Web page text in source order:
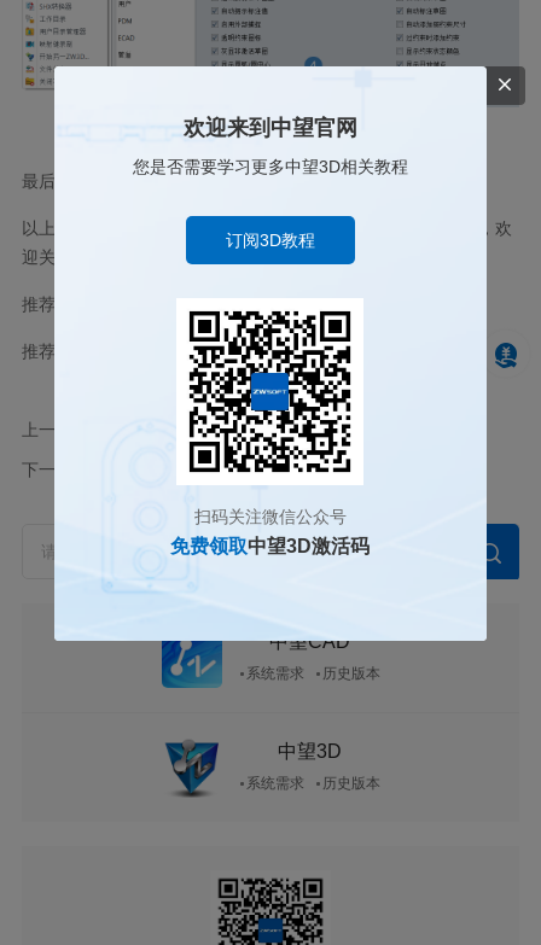
最后，点击【确认】保存设置即可完成。
以上就是本篇的全部内容了，你学会了吗？如果仍有疑问之处，欢
迎关注
官网以获得更多帮助和支持！
推荐阅读： 国产三维设计软件
推荐阅读： CAD图像移动技巧
上一篇 三维CAD如何查询拔模角度
下一篇
中望CAD
系统需求 历史版本
中望3D
系统需求 历史版本
欢迎来到中望官网
您是否需要学习更多中望3D相关教程
订阅3D教程
扫码关注微信公众号
免费领取中望3D激活码